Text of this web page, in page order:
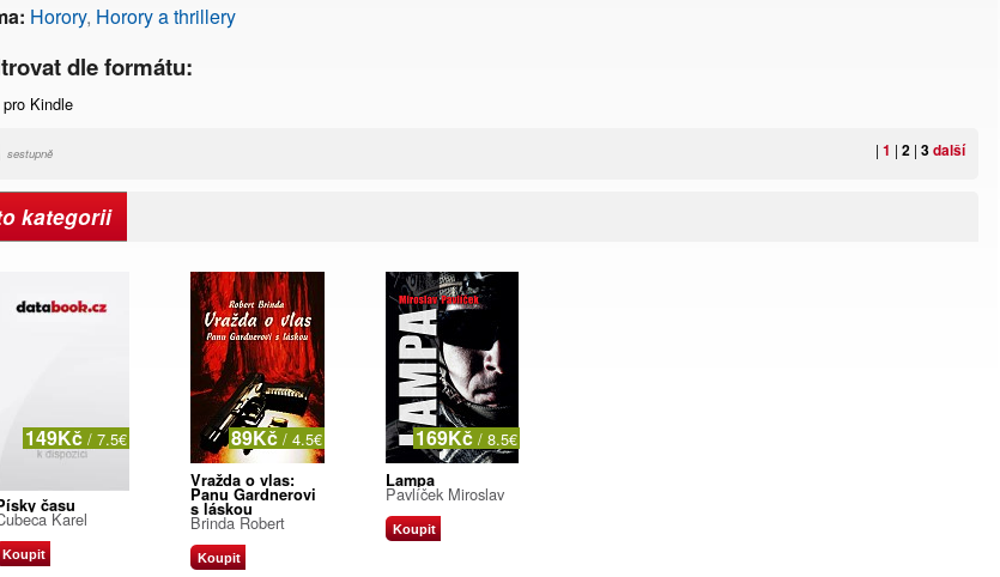
Horory, Horory a thrillery
dle formátu:
Kindle
| 1 | 2 | 3další
sestupně
kategorii
149Kč / 7.5€
času
Karel
Koupit
89Kč / 4.5€
Vražda o vlas:
Panu Gardnerovi
s láskou
Brinda Robert
Koupit
169Kč / 8.5€
Lampa
Pavlíček Miroslav
Koupit